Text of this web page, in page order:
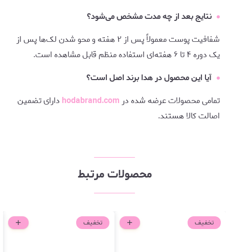
نتایج بعد از چه مدت مشخص می‌شود؟
شفافیت پوست معمولاً پس از ۲ هفته و محو شدن لک‌ها پس از
یک دوره ۴ تا ۶ هفته‌ای استفاده منظم قابل مشاهده است.
آیا این محصول در هدا برند اصل است؟
تمامی محصولات عرضه شده در hodabrand.com دارای تضمین
اصالت کالا هستند.
محصولات مرتبط
تخفیف تخفیف